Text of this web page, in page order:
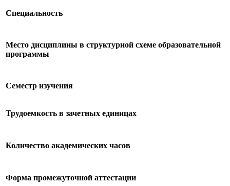
Специальность
Место дисциплины в структурной схеме образовательной
программы
Семестр изучения
Трудоемкость в зачетных единицах
Количество академических часов
Форма промежуточной аттестации